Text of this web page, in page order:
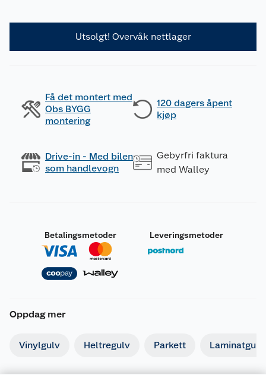
Utsolgt! Overvåk nettlager
Få det montert med
Obs BYGG
montering
120 dagers åpent
kjøp
Drive-in - Med bilen
som handlevogn
Gebyrfri faktura
med Walley
Betalingsmetoder Leveringsmetoder
Oppdag mer
Vinylgulv Heltregulv Parkett Laminatgulv